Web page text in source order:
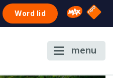
Word lid Omroep
NPO
menu